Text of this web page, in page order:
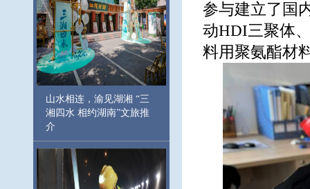
山水相连，渝见湖湘 “三
湘四水 相约湖南”文旅推
介
参与建立了国
动HDI三聚体
料用聚氨酯材